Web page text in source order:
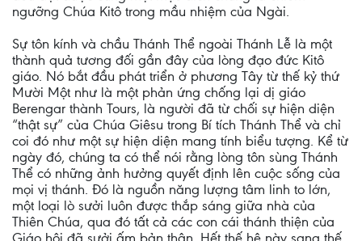
ngưỡng Chúa Kitô trong mầu nhiệm của Ngài.
Sự tôn kính và chầu Thánh Thể ngoài Thánh Lễ là một
thành quả tương đối gần đây của lòng đạo đức Kitô
giáo. Nó bắt đầu phát triển ở phương Tây từ thế kỷ thứ
Mười Một như là một phản ứng chống lại dị giáo
Berengar thành Tours, là người đã từ chối sự hiện diện
“thật sự” của Chúa Giêsu trong Bí tích Thánh Thể và chỉ
coi đó như một sự hiện diện mang tính biểu tượng. Kể từ
ngày đó, chúng ta có thể nói rằng lòng tôn sùng Thánh
Thể có những ảnh hưởng quyết định lên cuộc sống của
mọi vị thánh. Đó là nguồn năng lượng tâm linh to lớn,
một loại lò sưởi luôn được thắp sáng giữa nhà của
Thiên Chúa, qua đó tất cả các con cái thánh thiện của
Giáo hội đã sưởi ấm bản thân. Hết thế hệ này sang thế